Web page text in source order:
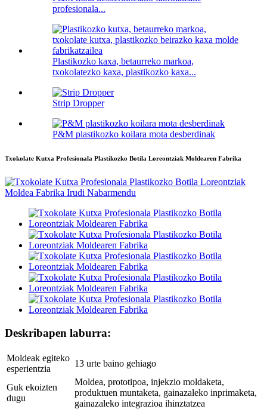
profesionala...
Plastikozko kaxa, betaurreko markoa,
txokolatezko kaxa, plastikozko kaxa...
Strip Dropper
P&M plastikozko koilara mota desberdinak
Txokolate Kutxa Profesionala Plastikozko Botila Loreontziak Moldearen Fabrika
Deskribapen laburra:
Moldeak egiteko
esperientzia
13 urte baino gehiago
Guk ekoizten
dugu
Moldea, prototipoa, injekzio moldaketa,
produktuen muntaketa, gainazaleko inprimaketa,
gainazaleko integrazioa ihinztatzea